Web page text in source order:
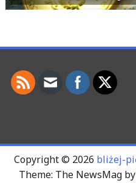
Copyright © 2026 bliżej-
Theme: The NewsMag by